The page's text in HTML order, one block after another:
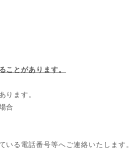
ことがあります。
ります。
合
る電話番号等へご連絡いたします。